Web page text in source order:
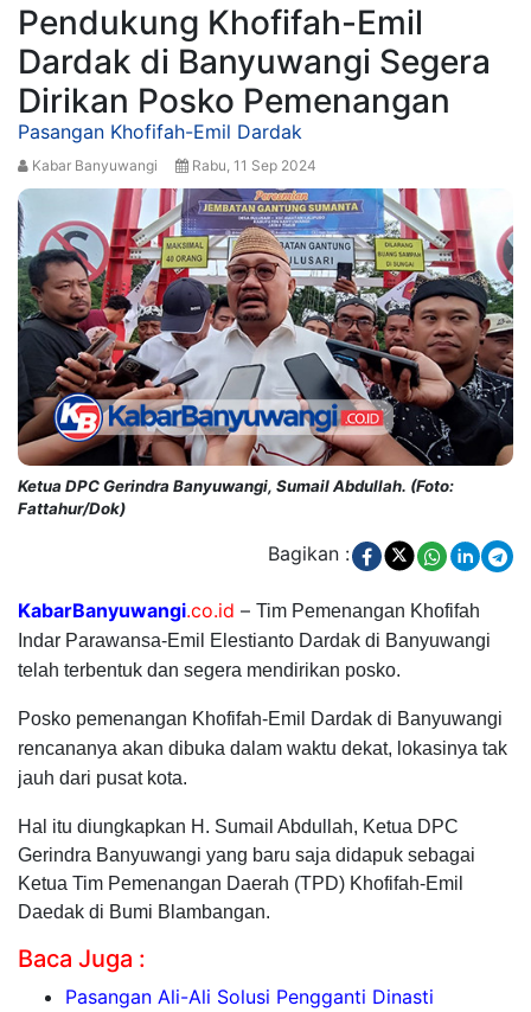
Pendukung Khofifah-Emil
Dardak di Banyuwangi Segera
Dirikan Posko Pemenangan
Pasangan Khofifah-Emil Dardak
Kabar Banyuwangi Rabu, 11 Sep 2024
Ketua DPC Gerindra Banyuwangi, Sumail Abdullah. (Foto:
Fattahur/Dok)
Bagikan :
KabarBanyuwangi.co.id – Tim Pemenangan Khofifah
Indar Parawansa-Emil Elestianto Dardak di Banyuwangi
telah terbentuk dan segera mendirikan posko.
Posko pemenangan Khofifah-Emil Dardak di Banyuwangi
rencananya akan dibuka dalam waktu dekat, lokasinya tak
jauh dari pusat kota.
Hal itu diungkapkan H. Sumail Abdullah, Ketua DPC
Gerindra Banyuwangi yang baru saja didapuk sebagai
Ketua Tim Pemenangan Daerah (TPD) Khofifah-Emil
Daedak di Bumi Blambangan.
Baca Juga :
Pasangan Ali-Ali Solusi Pengganti Dinasti